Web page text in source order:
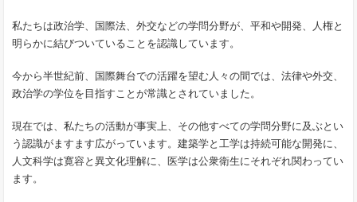
私たちは政治学、国際法、外交などの学問分野が、平和や開発、人権と
明らかに結びついていることを認識しています。
今から半世紀前、国際舞台での活躍を望む人々の間では、法律や外交、
政治学の学位を目指すことが常識とされていました。
現在では、私たちの活動が事実上、その他すべての学問分野に及ぶとい
う認識がますます広がっています。建築学と工学は持続可能な開発に、
人文科学は寛容と異文化理解に、医学は公衆衛生にそれぞれ関わってい
ます。